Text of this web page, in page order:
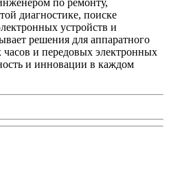
по ремонту,
диагностике, поиске
устройств и
решения для аппаратного
и передовых электронных
и инновации в каждом